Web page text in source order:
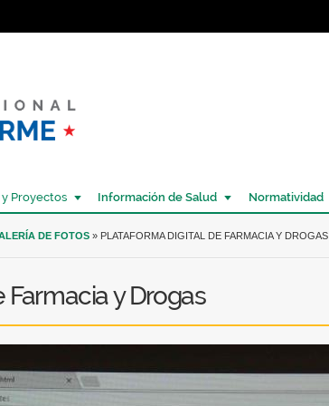
Proyectos Información de Salud Normatividad
DE FOTOS » PLATAFORMA DIGITAL DE FARMACIA Y DROGAS
y Drogas